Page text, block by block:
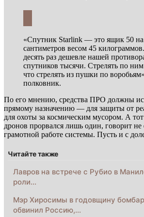
«Спутник Starlink — это ящик 50
сантиметров весом 45
десять раз дешевле нашей
спутников тысячи. Стрелять по
что стрелять из пушки по
полковник.
По его мнению, средства ПРО должны
прямому назначению — для защиты от
для охоты за космическим мусором. А
дронов прорвался лишь один, говорит не
грамотной работе системы. Пусть и с
Читайте также
Лавров на встрече с Рубио в
роли…
Мэр Хиросимы в годовщину
обвинил Россию,…